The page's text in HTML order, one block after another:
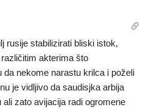
rusije stabilizirati bliski istok,
akterima što
da nekome narastu krilca i poželi
je vidljivo da saudisjka arbija
zato avijacija radi ogromene